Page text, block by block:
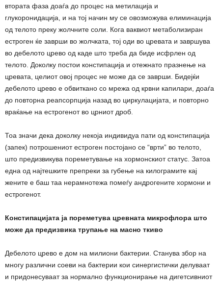
втората фаза доаѓа до процес на метилација и
глукоронидација, и на тој начин му се овозможува елиминација
од телото преку жолчните соли. Кога ваквиот метаболизиран
естроген ќе заврши во жолчката, тој оди во цревата и завршува
во дебелото црево од каде што треба да биде исфрлен од
телото. Доколку постои констипација и отежнато празнење на
цревата, целиот овој процес не може да се заврши. Бидејќи
дебелото црево е обвиткано со мрежа од крвни капилари, доаѓа
до повторна реапсорпција назад во циркулацијата, и повторно
враќање на естрогенот во црниот дроб.
Тоа значи дека доколку некоја индивидуа пати од констипација
(запек) потрошениот естроген постојано се “врти” во телото,
што предизвикува пореметување на хормонскиот статус. Затоа
една од најтешките препреки за губење на килограмите кај
жените е баш таа нерамнотежа помеѓу андрогените хормони и
естрогенот.
Констипацијата ја пореметува цревната микрофлора што
може да предизвика трупање на масно ткиво
Дебелото црево е дом на милиони бактерии. Станува збор на
многу различни соеви на бактерии кои синергистички делуваат
и придонесуваат за нормално функционирање на дигетсивниот